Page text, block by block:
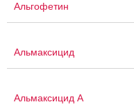
Альгофетин
Альмаксицид
Альмаксицид А